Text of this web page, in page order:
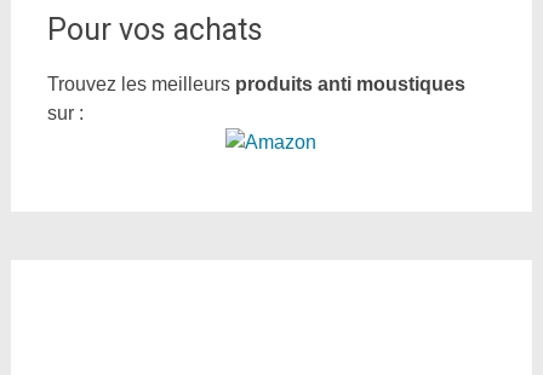
Pour vos achats
Trouvez les meilleurs produits anti moustiques
sur :